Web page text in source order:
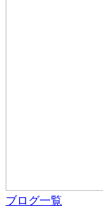
ブログ一覧